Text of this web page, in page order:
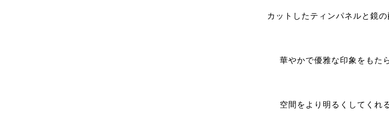
カットしたティンパネルと鏡の
華やかで優雅な印象をもた
空間をより明るくしてくれる